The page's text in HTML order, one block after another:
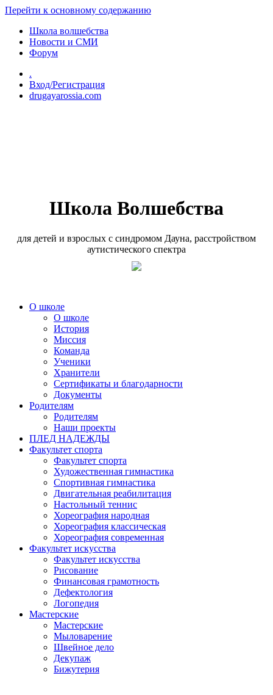
Перейти к основному содержанию
Школа волшебства
Новости и СМИ
Форум
.
Вход/Регистрация
drugayarossia.com
Школа Волшебства
для детей и взрослых с синдромом Дауна, расстройством
аутистического спектра
О школе
О школе
История
Миссия
Команда
Ученики
Хранители
Сертификаты и благодарности
Документы
Родителям
Родителям
Наши проекты
ПЛЕД НАДЕЖДЫ
Факультет спорта
Факультет спорта
Художественная гимнастика
Спортивная гимнастика
Двигательная реабилитация
Настольный теннис
Хореография народная
Хореография классическая
Хореография современная
Факультет искусства
Факультет искусства
Рисование
Финансовая грамотность
Дефектология
Логопедия
Мастерские
Мастерские
Мыловарение
Швейное дело
Декупаж
Бижутерия